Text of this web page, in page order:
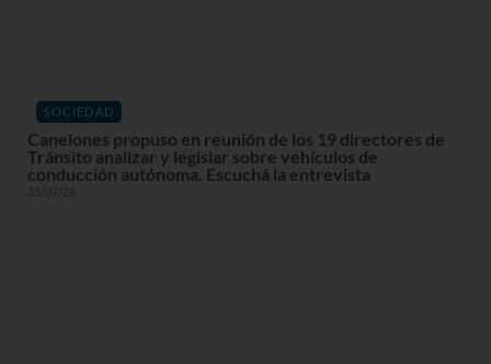
SOCIEDAD
Canelones propuso en reunión de los 19 directores de
Tránsito analizar y legislar sobre vehículos de
conducción autónoma. Escuchá la entrevista
31/07/26